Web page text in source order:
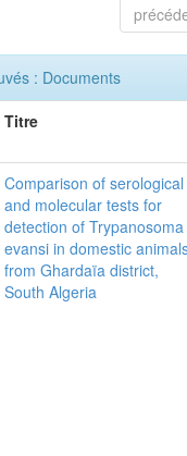
: Documents
Titre
Comparison of serological
and molecular tests for
detection of Trypanosoma
evansi in domestic
from Ghardaïa district,
South Algeria